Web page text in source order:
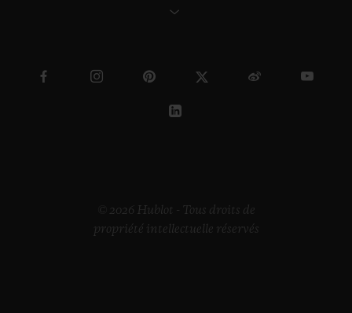
© 2026 Hublot - Tous droits de
propriété intellectuelle réservés